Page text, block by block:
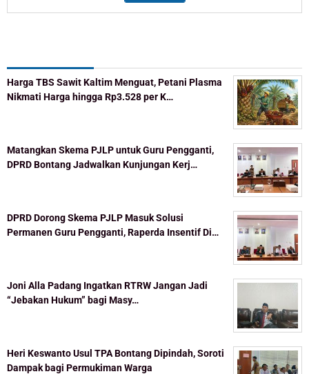
Harga TBS Sawit Kaltim Menguat, Petani Plasma
Nikmati Harga hingga Rp3.528 per K…
Matangkan Skema PJLP untuk Guru Pengganti,
DPRD Bontang Jadwalkan Kunjungan Kerj…
DPRD Dorong Skema PJLP Masuk Solusi
Permanen Guru Pengganti, Raperda Insentif Di…
Joni Alla Padang Ingatkan RTRW Jangan Jadi
“Jebakan Hukum” bagi Masy…
Heri Keswanto Usul TPA Bontang Dipindah, Soroti
Dampak bagi Permukiman Warga